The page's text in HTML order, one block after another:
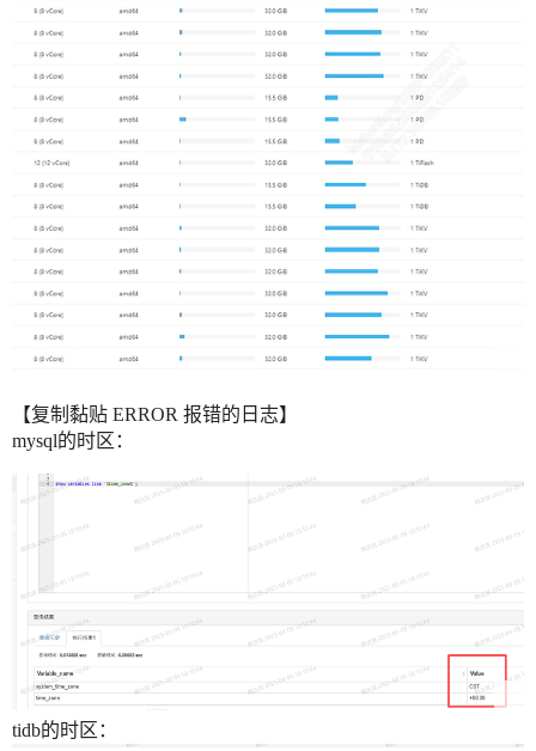
【复制黏贴 ERROR 报错的日志】
mysql的时区：
tidb的时区：